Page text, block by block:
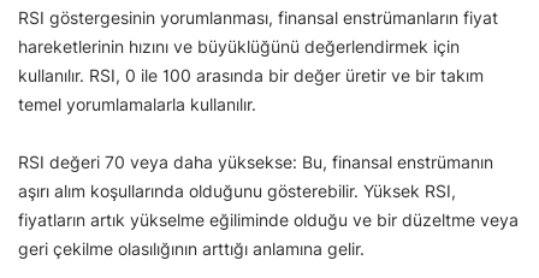
RSI göstergesinin yorumlanması, finansal enstrümanların fiyat
hareketlerinin hızını ve büyüklüğünü değerlendirmek için
kullanılır. RSI, 0 ile 100 arasında bir değer üretir ve bir takım
temel yorumlamalarla kullanılır.
RSI değeri 70 veya daha yüksekse: Bu, finansal enstrümanın
aşırı alım koşullarında olduğunu gösterebilir. Yüksek RSI,
fiyatların artık yükselme eğiliminde olduğu ve bir düzeltme veya
geri çekilme olasılığının arttığı anlamına gelir.